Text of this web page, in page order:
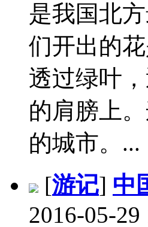
是我国北
们开出的
透过绿叶
的肩膀上
的城市。...
[游记] 中
2016-05-29